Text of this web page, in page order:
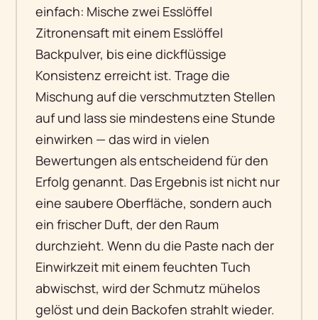
einfach: Mische zwei Esslöffel
Zitronensaft mit einem Esslöffel
Backpulver, bis eine dickflüssige
Konsistenz erreicht ist. Trage die
Mischung auf die verschmutzten Stellen
auf und lass sie mindestens eine Stunde
einwirken — das wird in vielen
Bewertungen als entscheidend für den
Erfolg genannt. Das Ergebnis ist nicht nur
eine saubere Oberfläche, sondern auch
ein frischer Duft, der den Raum
durchzieht. Wenn du die Paste nach der
Einwirkzeit mit einem feuchten Tuch
abwischst, wird der Schmutz mühelos
gelöst und dein Backofen strahlt wieder.